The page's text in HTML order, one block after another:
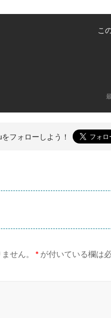
こ
をフォローしよう！
せん。 * が付いている欄は